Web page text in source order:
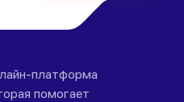
платформа
помогает